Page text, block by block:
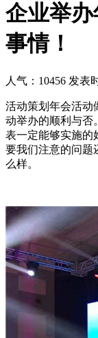
企业举
事情！
人气：10456 发表
活动策划年会活动
动举办的顺利与否
表一定能够实施的
要我们注意的问题
么样。